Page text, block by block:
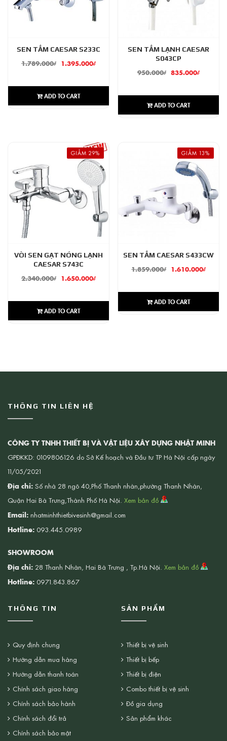
SEN TẮM CAESAR S233C
1.789.000₫ 1.395.000₫
ADD TO CART
SEN TẮM LẠNH CAESAR
S043CP
950.000₫ 835.000₫
ADD TO CART
GIẢM 29%
VÒI SEN GẠT NÓNG LẠNH
CAESAR S743C
2.340.000₫ 1.650.000₫
ADD TO CART
GIẢM 13%
SEN TẮM CAESAR S433CW
1.859.000₫ 1.610.000₫
ADD TO CART
THÔNG TIN LIÊN HỆ
CÔNG TY TNHH THIẾT BỊ VÀ VẬT LIỆU XÂY DỰNG NHẬT MINH
GPĐKKD: 0109806126 do Sở Kế hoạch và Đầu tư TP Hà Nội cấp ngày
11/05/2021
Địa chỉ: Số nhà 28 ngõ 40,Phố Thanh nhàn,phường Thanh Nhàn,
Quận Hai Bà Trưng,Thành Phố Hà Nội. Xem bản đồ
Email: nhatminhthietbivesinh@gmail.com
Hotline: 093.445.0989
SHOWROOM
Địa chỉ: 28 Thanh Nhàn, Hai Bà Trưng , Tp.Hà Nội. Xem bản đồ
Hotline: 0971.843.867
THÔNG TIN
Quy định chung
Hướng dẫn mua hàng
Hướng dẫn thanh toán
Chính sách giao hàng
Chính sách bảo hành
Chính sách đổi trả
Chính sách bảo mật
SẢN PHẨM
Thiết bị vệ sinh
Thiết bị bếp
Thiết bị điện
Combo thiết bị vệ sinh
Đồ gia dụng
Sản phẩm khác